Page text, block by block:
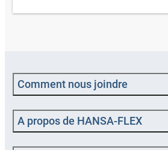
Comment nous joindre
A propos de HANSA-FLEX